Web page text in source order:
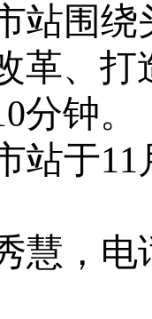
站围
革、
分钟。
站于11
慧，电